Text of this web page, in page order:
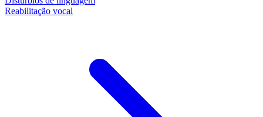
Reabilitação vocal